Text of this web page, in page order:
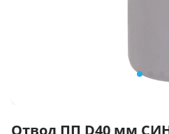
Отвод ПП D40 мм